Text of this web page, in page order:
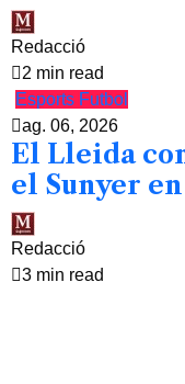
Redacció
2 min read
Esports Futbol
ag. 06, 2026
El Lleida
el Sunyer
Redacció
3 min read